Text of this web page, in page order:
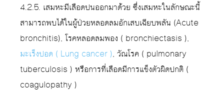
4.2.5. เสมหะมีเลือดปนออกมาด้วย ซึ่งเสมหะในลักษณะนี้
สามารถพบได้ในผู้ป่วยหลอดลมอักเสบเฉียบพลัน (Acute
bronchitis), โรคหลอดลมพอง ( bronchiectasis ),
มะเร็งปอด ( Lung cancer ), วัณโรค ( pulmonary
tuberculosis ) หรือการที่เลือดมีการแข็งตัวผิดปกติ (
coagulopathy )